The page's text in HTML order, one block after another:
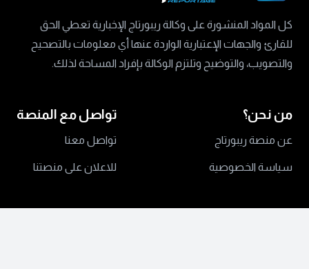
كل المواد المنشورة على وكالة ريبورتاج الإخبارية تعطي الحق
للقارئ والجهات الإعتبارية الواردة عنها أي معلومات بالتصحيح
والتصويب، والتوضيح وتلتزم الوكالة بإفراد المساحة لذلك.
من نحن؟
عن منصة ريبورتاج
سياسة الخصوصية
تواصل مع المنصة
تواصل معنا
للاعلان على منصتنا